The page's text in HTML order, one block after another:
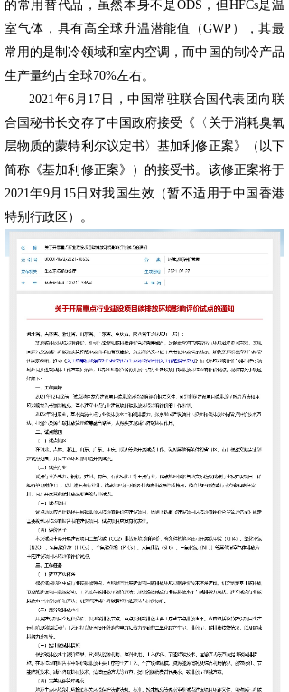
的常用替代品，虽然本身不是ODS，但HFCs是温
室气体，具有高全球升温潜能值（GWP），其最
常用的是制冷领域和室内空调，而中国的制冷产品
生产量约占全球70%左右。
2021年6月17日，中国常驻联合国代表团向联
合国秘书长交存了中国政府接受《〈关于消耗臭氧
层物质的蒙特利尔议定书〉基加利修正案》（以下
简称《基加利修正案》）的接受书。该修正案将于
2021年9月15日对我国生效（暂不适用于中国香港
特别行政区）。